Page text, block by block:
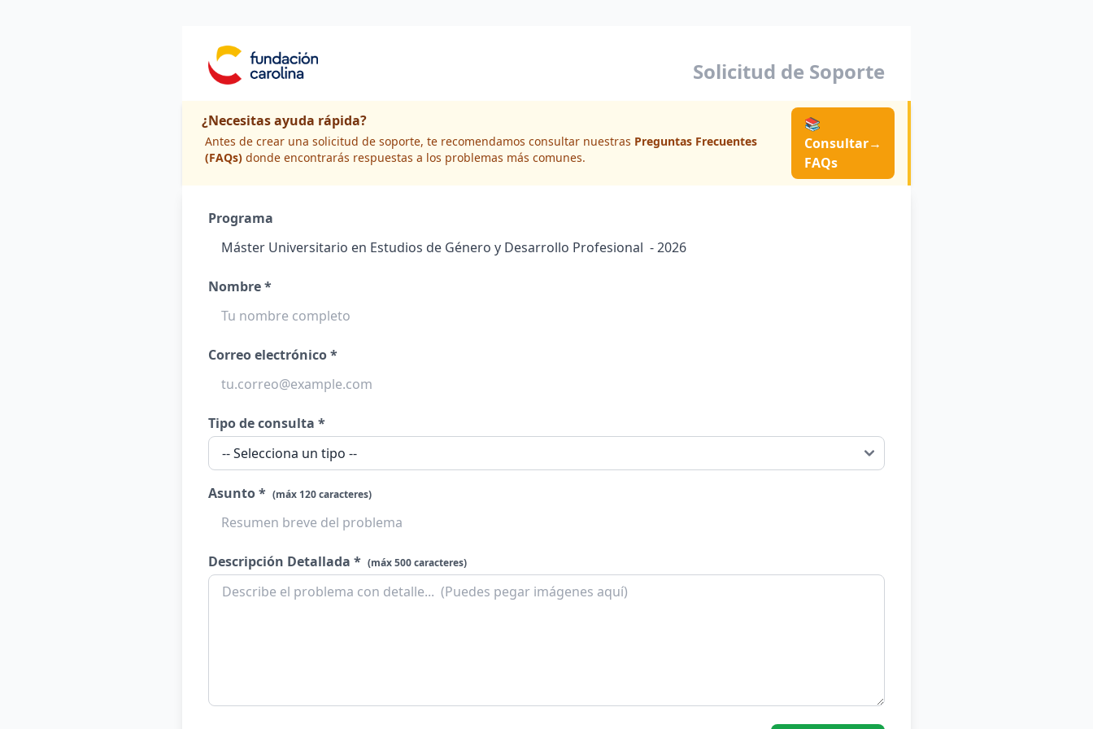
Solicitud de Soporte
¿Necesitas ayuda rápida?
Antes de crear una solicitud de soporte, te recomendamos consultar nuestras Preguntas Frecuentes
(FAQs) donde encontrarás respuestas a los problemas más comunes.
📚
Consultar
FAQs
→
Programa
Nombre *
Correo electrónico *
Tipo de consulta *
Asunto * (máx 120 caracteres)
Descripción Detallada * (máx 500 caracteres)